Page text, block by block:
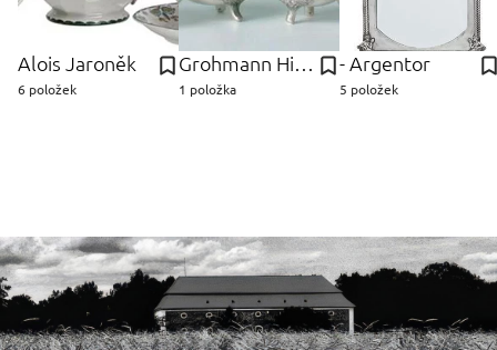
Alois Jaroněk
6 položek
Grohmann Hieromymus
1 položka
- Argentor
5 položek